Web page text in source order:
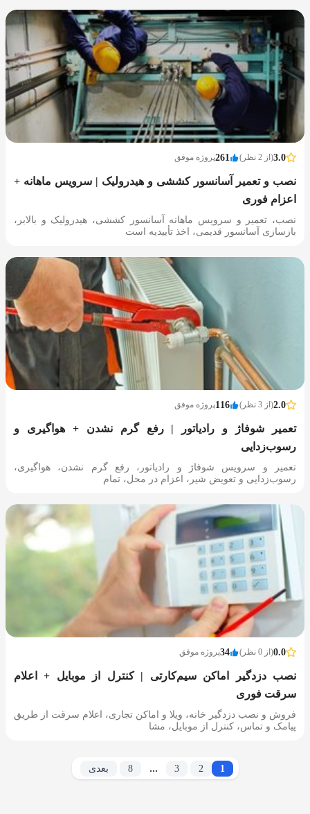
3.0(از 2 نظر) 261پروژه موفق
نصب و تعمیر آسانسور کششی و هیدرولیک | سرویس ماهانه +
اعزام فوری
نصب، تعمیر و سرویس ماهانه آسانسور کششی، هیدرولیک و بالابر،
بازسازی آسانسور قدیمی، اخذ تأییدیه است
2.0(از 3 نظر) 116پروژه موفق
تعمیر شوفاژ و رادیاتور | رفع گرم نشدن + هواگیری و
رسوب‌زدایی
تعمیر و سرویس شوفاژ و رادیاتور، رفع گرم نشدن، هواگیری،
رسوب‌زدایی و تعویض شیر، اعزام در محل، تمام
0.0(از 0 نظر) 34پروژه موفق
نصب دزدگیر اماکن سیم‌کارتی | کنترل از موبایل + اعلام
سرقت فوری
فروش و نصب دزدگیر خانه، ویلا و اماکن تجاری، اعلام سرقت از طریق
پیامک و تماس، کنترل از موبایل، مشا
1
2
3
...
8 بعدی